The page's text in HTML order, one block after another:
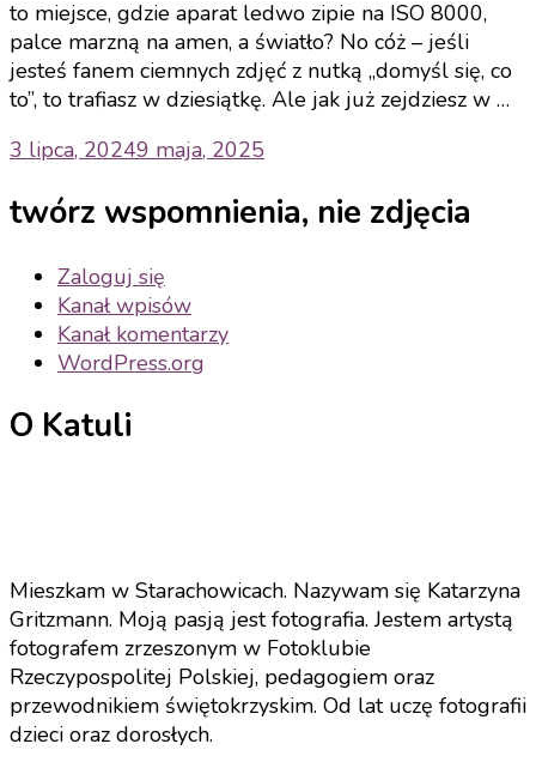
to miejsce, gdzie aparat ledwo zipie na ISO 8000,
palce marzną na amen, a światło? No cóż – jeśli
jesteś fanem ciemnych zdjęć z nutką „domyśl się, co
to”, to trafiasz w dziesiątkę. Ale jak już zejdziesz w …
3 lipca, 20249 maja, 2025
twórz wspomnienia, nie zdjęcia
Zaloguj się
Kanał wpisów
Kanał komentarzy
WordPress.org
O Katuli
Mieszkam w Starachowicach. Nazywam się Katarzyna
Gritzmann. Moją pasją jest fotografia. Jestem artystą
fotografem zrzeszonym w Fotoklubie
Rzeczypospolitej Polskiej, pedagogiem oraz
przewodnikiem świętokrzyskim. Od lat uczę fotografii
dzieci oraz dorosłych.